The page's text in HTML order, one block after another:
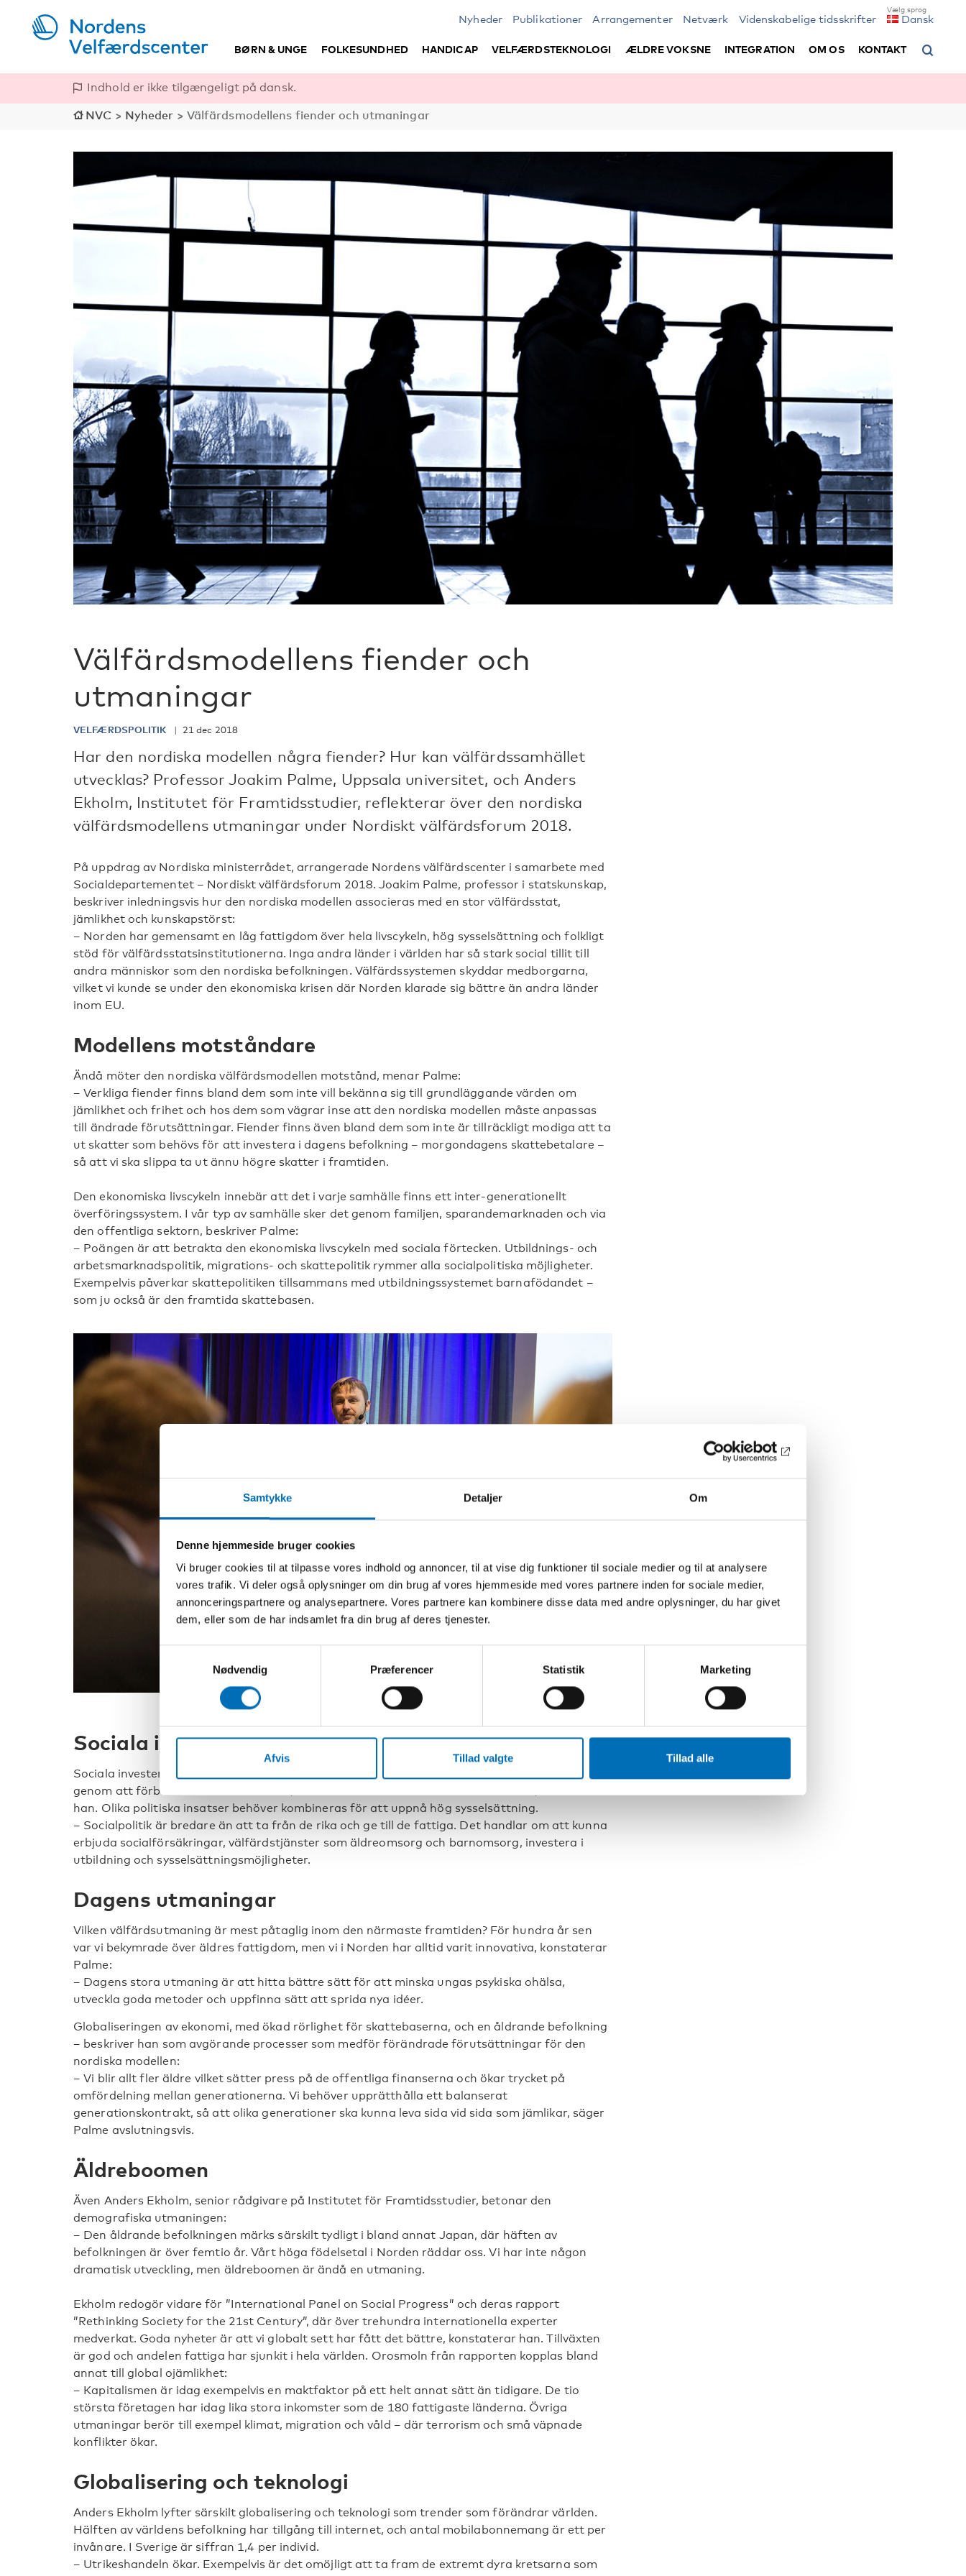
Samtykke Detaljer Om
Denne hjemmeside bruger cookies
Vi bruger cookies til at tilpasse vores indhold og annoncer, til at vise dig funktioner til sociale medier og til at analysere
vores trafik. Vi deler også oplysninger om din brug af vores hjemmeside med vores partnere inden for sociale medier,
annonceringspartnere og analysepartnere. Vores partnere kan kombinere disse data med andre oplysninger, du har givet
dem, eller som de har indsamlet fra din brug af deres tjenester.
Nødvendig
Præferencer Statistik Marketing
Afvis Tillad valgte Tillad alle
Nyheder Publikationer Arrangementer Netværk Videnskabelige tidsskrifter Dansk
BØRN & UNGE FOLKESUNDHED HANDICAP VELFÆRDSTEKNOLOGI ÆLDRE VOKSNE INTEGRATION OM OS KONTAKT
Indhold er ikke tilgængeligt på dansk.
NVC > Nyheder > Välfärdsmodellens fiender och utmaningar
Välfärdsmodellens fiender och
utmaningar
VELFÆRDSPOLITIK 21 dec 2018
Har den nordiska modellen några fiender? Hur kan välfärdssamhället
utvecklas? Professor Joakim Palme, Uppsala universitet, och Anders
Ekholm, Institutet för Framtidsstudier, reflekterar över den nordiska
välfärdsmodellens utmaningar under Nordiskt välfärdsforum 2018.
På uppdrag av Nordiska ministerrådet, arrangerade Nordens välfärdscenter i samarbete med
Socialdepartementet – Nordiskt välfärdsforum 2018. Joakim Palme, professor i statskunskap,
beskriver inledningsvis hur den nordiska modellen associeras med en stor välfärdsstat,
jämlikhet och kunskapstörst:
– Norden har gemensamt en låg fattigdom över hela livscykeln, hög sysselsättning och folkligt
stöd för välfärdsstatsinstitutionerna. Inga andra länder i världen har så stark social tillit till
andra människor som den nordiska befolkningen. Välfärdssystemen skyddar medborgarna,
vilket vi kunde se under den ekonomiska krisen där Norden klarade sig bättre än andra länder
inom EU.
Modellens motståndare
Ändå möter den nordiska välfärdsmodellen motstånd, menar Palme:
– Verkliga fiender finns bland dem som inte vill bekänna sig till grundläggande värden om
jämlikhet och frihet och hos dem som vägrar inse att den nordiska modellen måste anpassas
till ändrade förutsättningar. Fiender finns även bland dem som inte är tillräckligt modiga att ta
ut skatter som behövs för att investera i dagens befolkning – morgondagens skattebetalare –
så att vi ska slippa ta ut ännu högre skatter i framtiden.
Den ekonomiska livscykeln innebär att det i varje samhälle finns ett inter-generationellt
överföringssystem. I vår typ av samhälle sker det genom familjen, sparandemarknaden och via
den offentliga sektorn, beskriver Palme:
– Poängen är att betrakta den ekonomiska livscykeln med sociala förtecken. Utbildnings- och
arbetsmarknadspolitik, migrations- och skattepolitik rymmer alla socialpolitiska möjligheter.
Exempelvis påverkar skattepolitiken tillsammans med utbildningssystemet barnafödandet –
som ju också är den framtida skattebasen.
Sociala investeringar
Sociala investeringar handlar om att förbättra situationen för svaga grupper i samhället
genom att förbättra deras livschanser, framförallt i relation till arbetsmarknaden, förklarar
han. Olika politiska insatser behöver kombineras för att uppnå hög sysselsättning.
– Socialpolitik är bredare än att ta från de rika och ge till de fattiga. Det handlar om att kunna
erbjuda socialförsäkringar, välfärdstjänster som äldreomsorg och barnomsorg, investera i
utbildning och sysselsättningsmöjligheter.
Dagens utmaningar
Vilken välfärdsutmaning är mest påtaglig inom den närmaste framtiden? För hundra år sen
var vi bekymrade över äldres fattigdom, men vi i Norden har alltid varit innovativa, konstaterar
Palme:
– Dagens stora utmaning är att hitta bättre sätt för att minska ungas psykiska ohälsa,
utveckla goda metoder och uppfinna sätt att sprida nya idéer.
Globaliseringen av ekonomi, med ökad rörlighet för skattebaserna, och en åldrande befolkning
– beskriver han som avgörande processer som medför förändrade förutsättningar för den
nordiska modellen:
– Vi blir allt fler äldre vilket sätter press på de offentliga finanserna och ökar trycket på
omfördelning mellan generationerna. Vi behöver upprätthålla ett balanserat
generationskontrakt, så att olika generationer ska kunna leva sida vid sida som jämlikar, säger
Palme avslutningsvis.
Äldreboomen
Även Anders Ekholm, senior rådgivare på Institutet för Framtidsstudier, betonar den
demografiska utmaningen:
– Den åldrande befolkningen märks särskilt tydligt i bland annat Japan, där häften av
befolkningen är över femtio år. Vårt höga födelsetal i Norden räddar oss. Vi har inte någon
dramatisk utveckling, men äldreboomen är ändå en utmaning.
Ekholm redogör vidare för ”International Panel on Social Progress” och deras rapport
”Rethinking Society for the 21st Century”, där över trehundra internationella experter
medverkat. Goda nyheter är att vi globalt sett har fått det bättre, konstaterar han. Tillväxten
är god och andelen fattiga har sjunkit i hela världen. Orosmoln från rapporten kopplas bland
annat till global ojämlikhet:
– Kapitalismen är idag exempelvis en maktfaktor på ett helt annat sätt än tidigare. De tio
största företagen har idag lika stora inkomster som de 180 fattigaste länderna. Övriga
utmaningar berör till exempel klimat, migration och våld – där terrorism och små väpnade
konflikter ökar.
Globalisering och teknologi
Anders Ekholm lyfter särskilt globalisering och teknologi som trender som förändrar världen.
Hälften av världens befolkning har tillgång till internet, och antal mobilabonnemang är ett per
invånare. I Sverige är siffran 1,4 per individ.
– Utrikeshandeln ökar. Exempelvis är det omöjligt att ta fram de extremt dyra kretsarna som